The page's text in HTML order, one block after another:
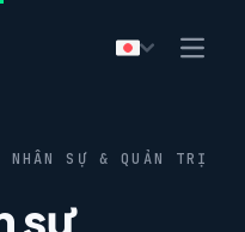
NHÂN SỰ & QUẢN TRỊ
sự